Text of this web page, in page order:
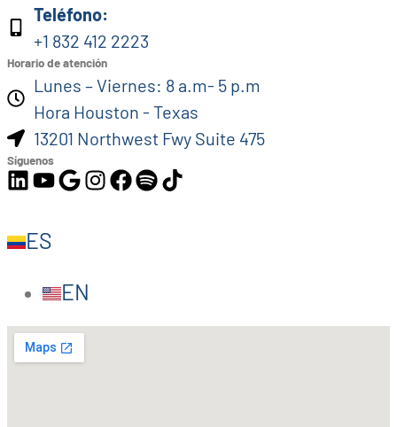
Teléfono:
+1 832 412 2223
Horario de atención
Lunes – Viernes: 8 a.m- 5 p.m
Hora Houston - Texas
13201 Northwest Fwy Suite 475
Síguenos
ES
EN